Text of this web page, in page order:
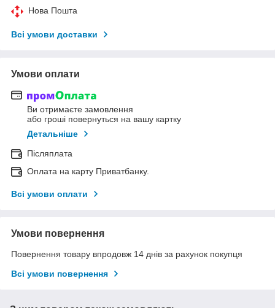
Нова Пошта
Всі умови доставки
Умови оплати
Ви отримаєте замовлення
або гроші повернуться на вашу картку
Детальніше
Післяплата
Оплата на карту Приватбанку.
Всі умови оплати
Умови повернення
Повернення товару впродовж 14 днів за рахунок покупця
Всі умови повернення